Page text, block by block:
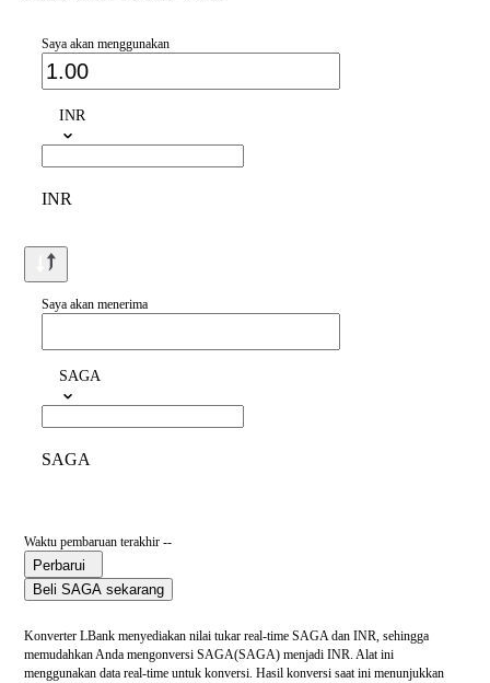
Saya akan menggunakan
INR
INR
Saya akan menerima
SAGA
SAGA
Waktu pembaruan terakhir --
Perbarui
Beli SAGA sekarang
Konverter LBank menyediakan nilai tukar real-time SAGA dan INR, sehingga
memudahkan Anda mengonversi SAGA(SAGA) menjadi INR. Alat ini
menggunakan data real-time untuk konversi. Hasil konversi saat ini menunjukkan